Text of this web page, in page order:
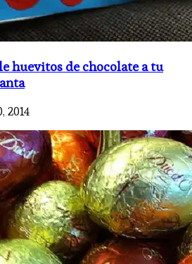
huevitos de chocolate a tu
2014